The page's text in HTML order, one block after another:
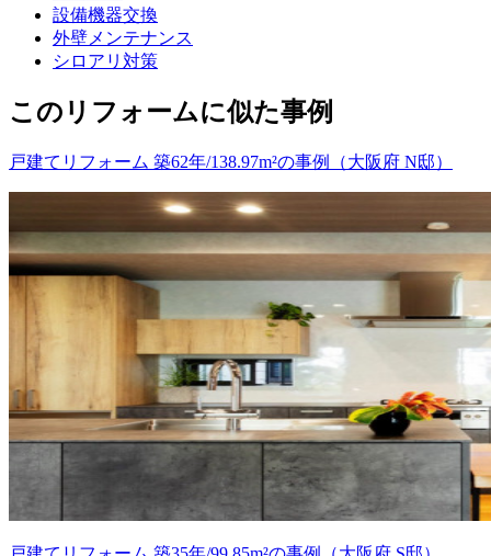
設備機器交換
外壁メンテナンス
シロアリ対策
このリフォームに似た事例
戸建てリフォーム 築62年/138.97m²の事例（大阪府 N邸）